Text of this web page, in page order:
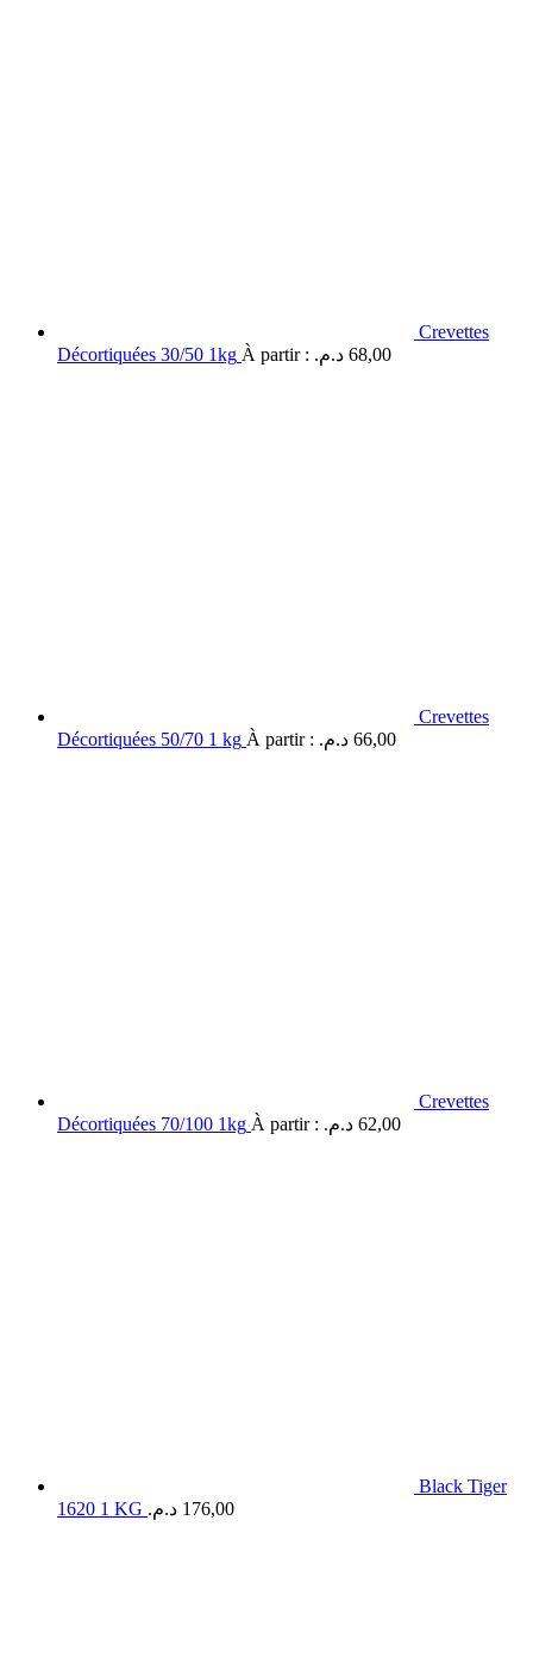
Crevettes
Décortiquées 30/50 1kg À partir : 68,00 د.م.
Crevettes
Décortiquées 50/70 1 kg À partir : 66,00 د.م.
Crevettes
Décortiquées 70/100 1kg À partir : 62,00 د.م.
Black Tiger
1620 1 KG
176,00 د.م.